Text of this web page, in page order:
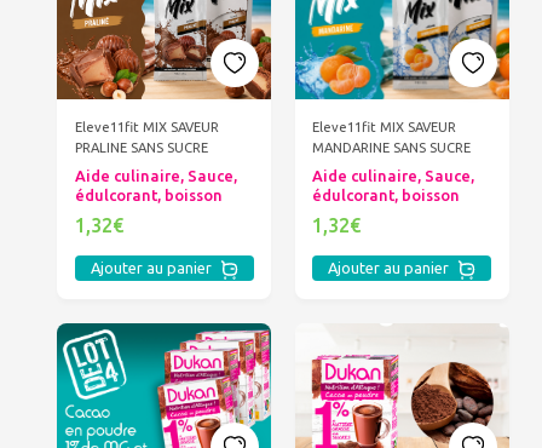
Eleve11fit MIX SAVEUR
PRALINE SANS SUCRE
Aide culinaire, Sauce,
édulcorant, boisson
1,32€
Ajouter au panier
Eleve11fit MIX SAVEUR
MANDARINE SANS SUCRE
Aide culinaire, Sauce,
édulcorant, boisson
1,32€
Ajouter au panier